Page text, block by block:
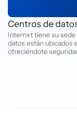
Centros de
Internxt tiene su sede
datos están ubicados
ofreciéndote